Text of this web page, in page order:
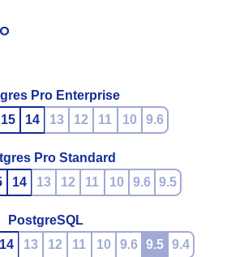
Pro Enterprise
15 14 13 12 11 10 9.6
Pro Standard
14 13 12 11 10 9.6 9.5
PostgreSQL
14 13 12 11 10 9.6 9.5 9.4